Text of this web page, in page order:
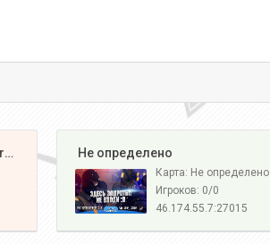
️ Здесь Задроты!Не Входи:D [Army#1] ️ Не определено
Карта: Не определено
Игроков: 0/0
46.174.55.7:27015